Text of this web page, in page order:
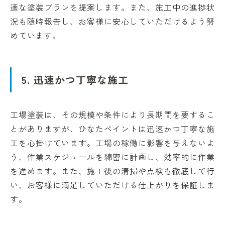
適な塗装プランを提案します。また、施工中の進捗状
況も随時報告し、お客様に安心していただけるよう努
めています。
5. 迅速かつ丁寧な施工
工場塗装は、その規模や条件により長期間を要するこ
とがありますが、ひなたペイントは迅速かつ丁寧な施
工を心掛けています。工場の稼働に影響を与えないよ
う、作業スケジュールを綿密に計画し、効率的に作業
を進めます。また、施工後の清掃や点検も徹底して行
い、お客様に満足していただける仕上がりを保証しま
す。